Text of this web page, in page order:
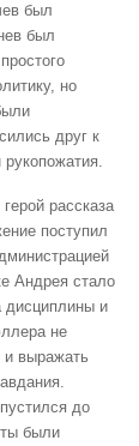
был
был
но
друг к
рукопожатия.
рассказа
поступил
Андрея стало
дисциплины и
не
и выражать
до
были